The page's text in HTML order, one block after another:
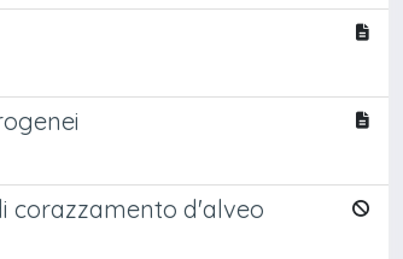
corazzamento d'alveo